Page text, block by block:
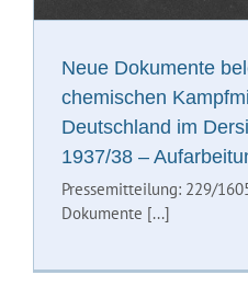
Neue Dokumente
chemischen
Deutschland im
1937/38 –
Pressemitteilung: 229/
Dokumente [...]